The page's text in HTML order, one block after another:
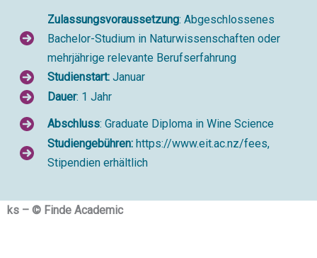
Zulassungsvoraussetzung: Abgeschlossenes
Bachelor-Studium in Naturwissenschaften oder
mehrjährige relevante Berufserfahrung
Studienstart:Januar
Dauer: 1 Jahr
Abschluss: Graduate Diploma in Wine Science
Studiengebühren:https://www.eit.ac.nz/fees,
Stipendien erhältlich
ks – © Finde Academic